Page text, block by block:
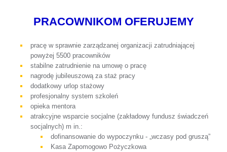
PRACOWNIKOM OFERUJEMY
pracę w sprawnie zarządzanej organizacji zatrudniającej
powyżej 5500 pracowników
stabilne zatrudnienie na umowę o pracę
nagrodę jubileuszową za staż pracy
dodatkowy urlop stażowy
profesjonalny system szkoleń
opieka mentora
atrakcyjne wsparcie socjalne (zakładowy fundusz świadczeń
socjalnych) m in.:
dofinansowanie do wypoczynku - „wczasy pod gruszą”
Kasa Zapomogowo Pożyczkowa